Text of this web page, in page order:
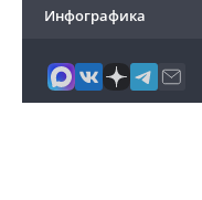
Инфографика